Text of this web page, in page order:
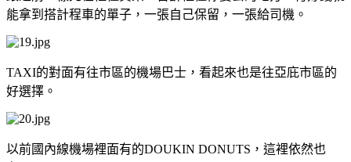
能拿到搭計程車的單子，一張自己保留，一張給司機。
TAXI的對面有往市區的機場巴士，看起來也是往亞庇市區的
好選擇。
以前國內線機場裡面有的DOUKIN DONUTS，這裡依然也